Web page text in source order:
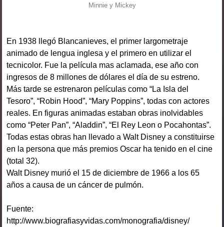
Minnie y Mickey
En 1938 llegó Blancanieves, el primer largometraje
animado de lengua inglesa y el primero en utilizar el
tecnicolor. Fue la película mas aclamada, ese año con
ingresos de 8 millones de dólares el día de su estreno.
Más tarde se estrenaron películas como “La Isla del
Tesoro”, “Robin Hood”, “Mary Poppins”, todas con actores
reales. En figuras animadas estaban obras inolvidables
como “Peter Pan”, “Aladdin”, “El Rey Leon o Pocahontas”.
Todas estas obras han llevado a Walt Disney a constituirse
en la persona que más premios Oscar ha tenido en el cine
(total 32).
Walt Disney murió el 15 de diciembre de 1966 a los 65
años a causa de un cáncer de pulmón.
Fuente:
http://www.biografiasyvidas.com/monografia/disney/